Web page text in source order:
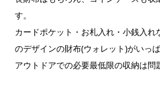
す。
カードポケット・お札入れ・小銭入れ
のデザインの財布(ウォレット)がいっぱ
アウトドアでの必要最低限の収納は問